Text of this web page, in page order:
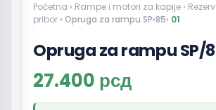
Početna › Rampe i motori za kapije ›
pribor › Opruga za rampu SP›85› 01
Opruga za rampu SP/
27.400 рсд